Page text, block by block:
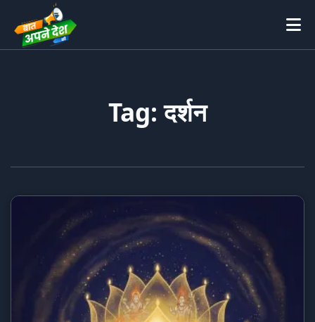
Tag: दर्शन